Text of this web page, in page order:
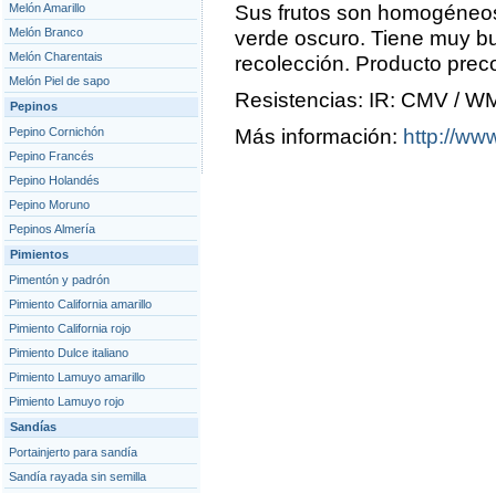
Melón Amarillo
Melón Branco
Melón Charentais
Melón Piel de sapo
Pepinos
Pepino Cornichón
Pepino Francés
Pepino Holandés
Pepino Moruno
Pepinos Almería
Pimientos
Pimentón y padrón
Pimiento California amarillo
Pimiento California rojo
Pimiento Dulce italiano
Pimiento Lamuyo amarillo
Pimiento Lamuyo rojo
Sandías
Portainjerto para sandía
Sandía rayada sin semilla
Sus frutos son
verde oscuro. Tiene muy
recolección. Producto
Resistencias: IR: CMV /
Más información: http://